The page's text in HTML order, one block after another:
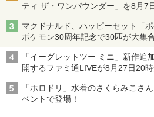
ティ ザ・ワンパウンダー」を8月7
「特製ガーリックマヨソース」を
マクドナルド、ハッピーセット「
ポケモン30周年記念で30匹が大集
「イーグレットツー ミニ」新作追
開するファミ通LIVEが8月27日20
シリーズ累計100タイトルへ
「ホロドリ」水着のさくらみこさ
ベントで登場！